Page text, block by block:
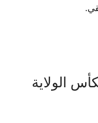
الولاية